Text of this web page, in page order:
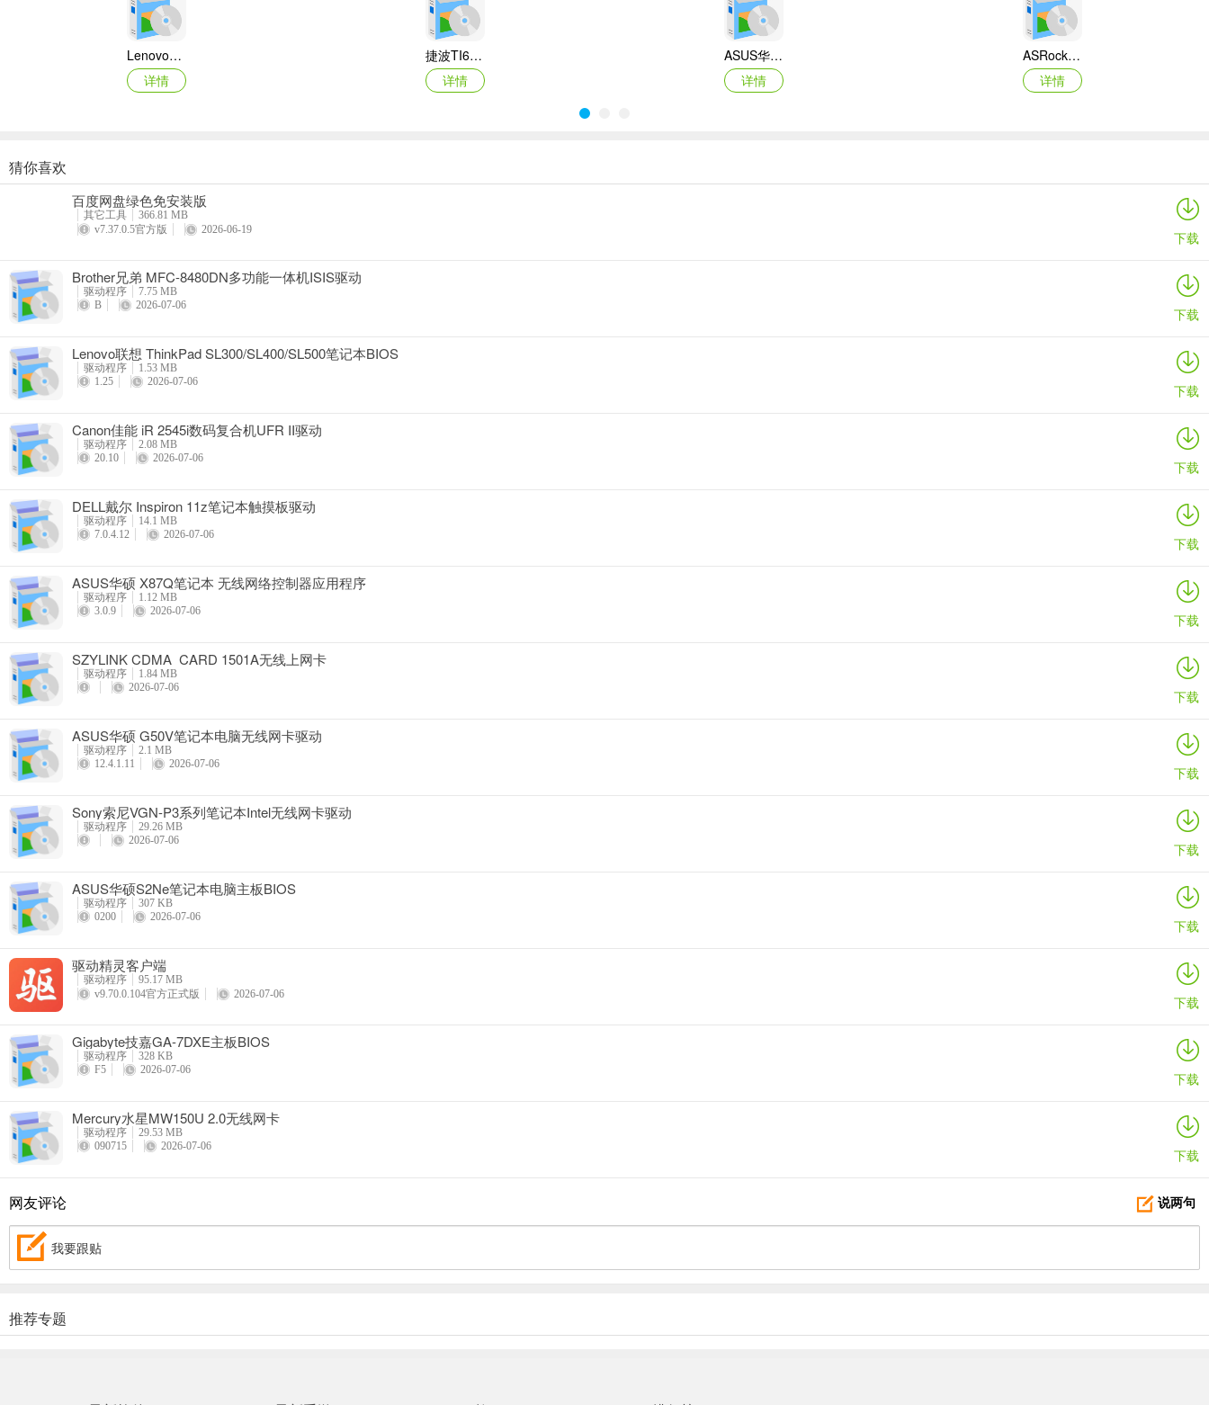
Lenovo联想 Ideapad Z465/Z565系列笔记本 声卡驱动
详情
捷波TI61AG-A主板BIOS
详情
ASUS华硕F1A55-M LX3 R2.0主板BIOS
详情
ASRock华擎IMB-A160主板BIOS
详情
奥睿科PAS3062-2E/PAS3062-2S/PAS3064-2S2E系列扩展卡驱动
详情
Canon佳能 PowerShot A310 WIA驱动
AMD Mobility Radeon HD 2000/HD 3000/HD 4000/HD 5000系列移动显卡催化剂驱动
映泰Hi-Fi H77S 5.x主板BIOS
猜你喜欢
百度网盘绿色免安装版
其它工具
366.81 MB
v7.37.0.5官方版
2026-06-19 下载
Brother兄弟 MFC-8480DN多功能一体机ISIS驱动
驱动程序
7.75 MB
B
2026-07-06 下载
Lenovo联想 ThinkPad SL300/SL400/SL500笔记本BIOS
驱动程序
1.53 MB
1.25
2026-07-06 下载
Canon佳能 iR 2545i数码复合机UFR II驱动
驱动程序
2.08 MB
20.10
2026-07-06 下载
DELL戴尔 Inspiron 11z笔记本触摸板驱动
驱动程序
14.1 MB
7.0.4.12
2026-07-06 下载
ASUS华硕 X87Q笔记本 无线网络控制器应用程序
驱动程序
1.12 MB
3.0.9
2026-07-06 下载
SZYLINK CDMA_CARD 1501A无线上网卡
驱动程序
1.84 MB
2026-07-06
下载
ASUS华硕 G50V笔记本电脑无线网卡驱动
驱动程序
2.1 MB
12.4.1.11
2026-07-06 下载
Sony索尼VGN-P3系列笔记本Intel无线网卡驱动
驱动程序
29.26 MB
2026-07-06
下载
ASUS华硕S2Ne笔记本电脑主板BIOS
驱动程序
307 KB
0200
2026-07-06 下载
驱动精灵客户端
驱动程序
95.17 MB
v9.70.0.104官方正式版
2026-07-06 下载
Gigabyte技嘉GA-7DXE主板BIOS
驱动程序
328 KB
F5
2026-07-06 下载
Mercury水星MW150U 2.0无线网卡
驱动程序
29.53 MB
090715
2026-07-06 下载
说两句
网友评论
我要跟贴
推荐专题